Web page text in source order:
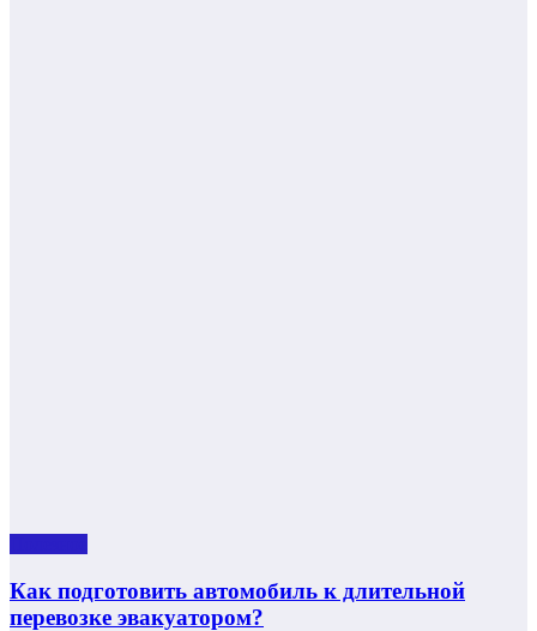
Как подготовить автомобиль к длительной
перевозке эвакуатором?